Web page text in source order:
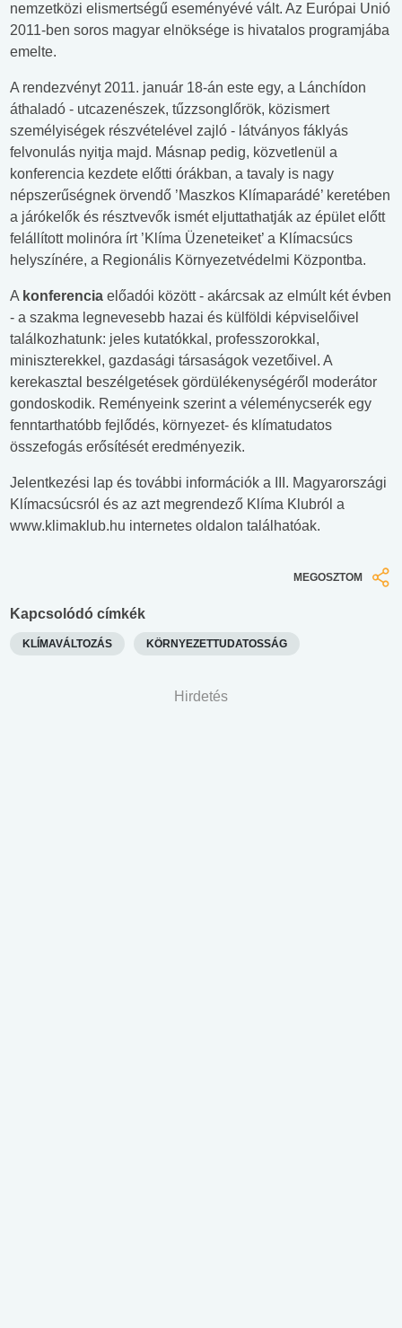
nemzetközi elismertségű eseményévé vált. Az Európai Unió
2011-ben soros magyar elnöksége is hivatalos programjába
emelte.
A rendezvényt 2011. január 18-án este egy, a Lánchídon
áthaladó - utcazenészek, tűzzsonglőrök, közismert
személyiségek részvételével zajló - látványos fáklyás
felvonulás nyitja majd. Másnap pedig, közvetlenül a
konferencia kezdete előtti órákban, a tavaly is nagy
népszerűségnek örvendő ’Maszkos Klímaparádé’ keretében
a járókelők és résztvevők ismét eljuttathatják az épület előtt
felállított molinóra írt ’Klíma Üzeneteiket’ a Klímacsúcs
helyszínére, a Regionális Környezetvédelmi Központba.
A konferencia előadói között - akárcsak az elmúlt két évben
- a szakma legnevesebb hazai és külföldi képviselőivel
találkozhatunk: jeles kutatókkal, professzorokkal,
miniszterekkel, gazdasági társaságok vezetőivel. A
kerekasztal beszélgetések gördülékenységéről moderátor
gondoskodik. Reményeink szerint a véleménycserék egy
fenntarthatóbb fejlődés, környezet- és klímatudatos
összefogás erősítését eredményezik.
Jelentkezési lap és további információk a III. Magyarországi
Klímacsúcsról és az azt megrendező Klíma Klubról a
www.klimaklub.hu internetes oldalon találhatóak.
MEGOSZTOM
Kapcsolódó címkék
KLÍMAVÁLTOZÁS KÖRNYEZETTUDATOSSÁG
Hirdetés